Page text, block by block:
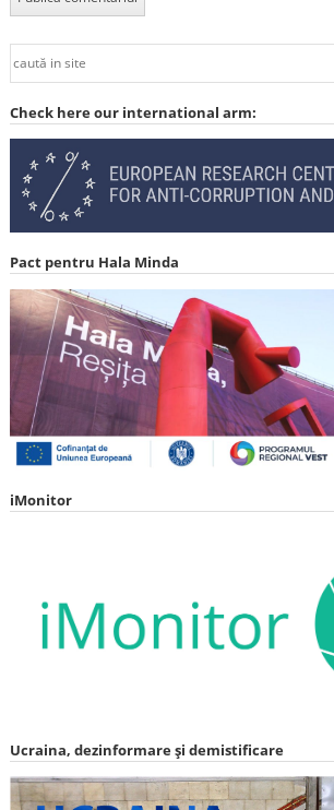
Check here our international arm:
Pact pentru Hala Minda
iMonitor
Ucraina, dezinformare și demistificare